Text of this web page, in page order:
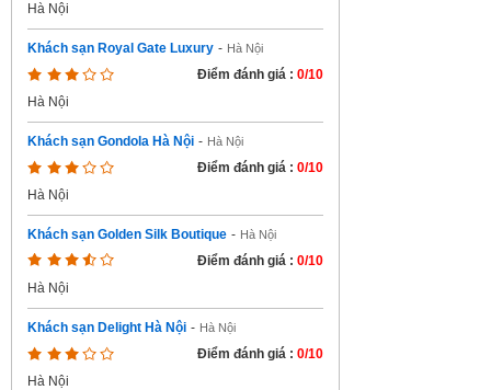
Hà Nội
Khách sạn Royal Gate Luxury - Hà Nội
Điểm đánh giá : 0/10
Hà Nội
Khách sạn Gondola Hà Nội - Hà Nội
Điểm đánh giá : 0/10
Hà Nội
Khách sạn Golden Silk Boutique - Hà Nội
Điểm đánh giá : 0/10
Hà Nội
Khách sạn Delight Hà Nội - Hà Nội
Điểm đánh giá : 0/10
Hà Nội